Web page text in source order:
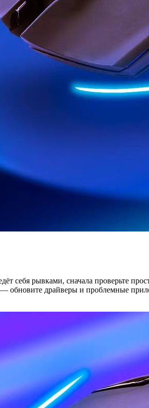
себя рывками, сначала проверьте
драйверы и проблемные